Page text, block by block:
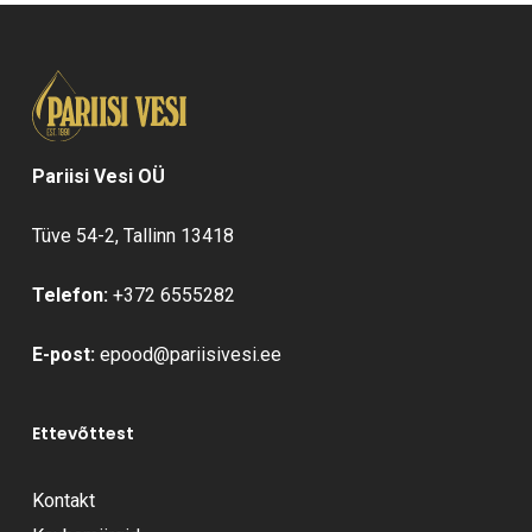
Pariisi Vesi OÜ
Tüve 54-2, Tallinn 13418
Telefon: +372 6555282
E-post: epood@pariisivesi.ee
Ettevõttest
Kontakt